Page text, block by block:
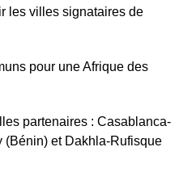
les villes signataires de
pour une Afrique des
partenaires : Casablanca-
(Bénin) et Dakhla-Rufisque